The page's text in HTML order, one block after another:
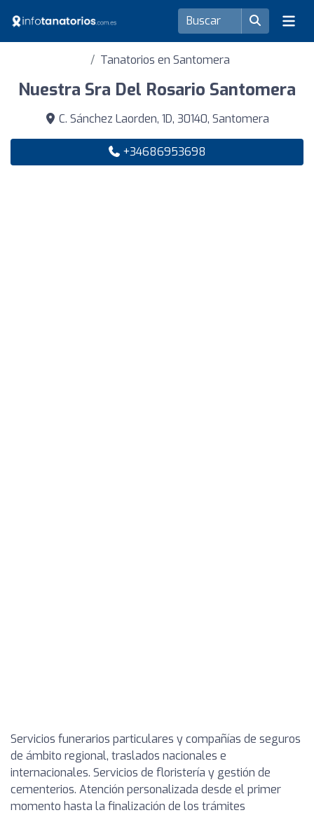
Tanatorios en Santomera
Nuestra Sra Del Rosario Santomera
C. Sánchez Laorden, 1D, 30140, Santomera
+34686953698
Servicios funerarios particulares y compañías de seguros
de ámbito regional, traslados nacionales e
internacionales. Servicios de floristería y gestión de
cementerios. Atención personalizada desde el primer
momento hasta la finalización de los trámites